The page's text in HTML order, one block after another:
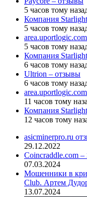
5 часов тому
Компания
5 часов тому
5 часов тому
Компания
6 часов тому
Ultrion – отзывы
6 часов тому
11 часов тому
Компания
12 часов тому
asicminerpro.ru
29.12.2022
Coincraddle.com
07.03.2024
Мошенники в
Club. Артем
13.07.2024